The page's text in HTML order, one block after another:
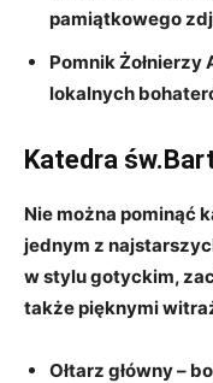
pamiątkowego
Pomnik Żołnierzy⁤
lokalnych‌
Katedra
Nie⁢ można‍ pominąć
jednym ‍z
w stylu gotyckim,
także pięknymi
Ołtarz główny–‍